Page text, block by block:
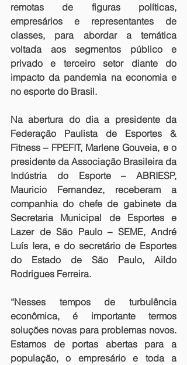
remotas de figuras políticas,
empresários e representantes de
classes, para abordar a temática
voltada aos segmentos público e
privado e terceiro setor diante do
impacto da pandemia na economia e
no esporte do Brasil.
Na abertura do dia a presidente da
Federação Paulista de Esportes &
Fitness – FPEFIT, Marlene Gouveia, e o
presidente da Associação Brasileira da
Indústria do Esporte – ABRIESP,
Mauricio Fernandez, receberam a
companhia do chefe de gabinete da
Secretaria Municipal de Esportes e
Lazer de São Paulo – SEME, André
Luís Iera, e do secretário de Esportes
do Estado de São Paulo, Aildo
Rodrigues Ferreira.
“Nesses tempos de turbulência
econômica, é importante termos
soluções novas para problemas novos.
Estamos de portas abertas para a
população, o empresário e toda a